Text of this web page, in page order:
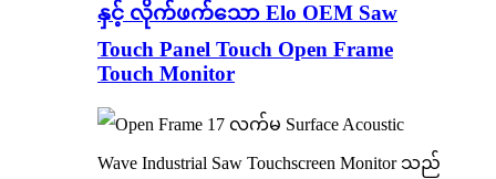
နှင့် လိုက်ဖက်သော Elo OEM Saw
Touch Panel Touch Open Frame
Touch Monitor